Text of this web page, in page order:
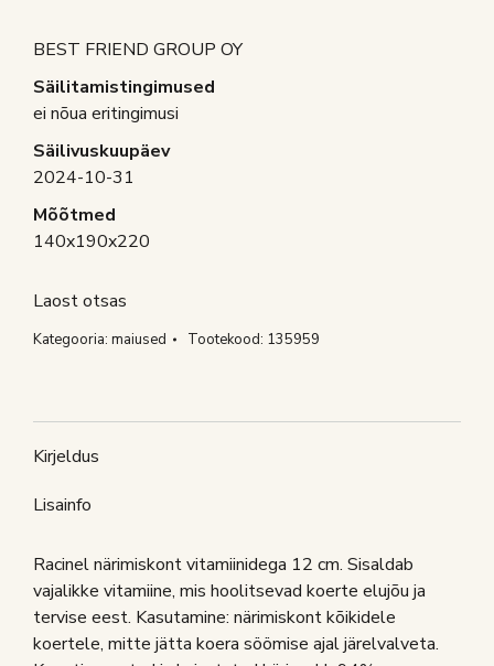
BEST FRIEND GROUP OY
Säilitamistingimused
ei nõua eritingimusi
Säilivuskuupäev
2024-10-31
Mõõtmed
140x190x220
Laost otsas
Kategooria: maiused Tootekood: 135959
Kirjeldus
Lisainfo
Racinel närimiskont vitamiinidega 12 cm. Sisaldab
vajalikke vitamiine, mis hoolitsevad koerte elujõu ja
tervise eest. Kasutamine: närimiskont kõikidele
koertele, mitte jätta koera söömise ajal järelvalveta.